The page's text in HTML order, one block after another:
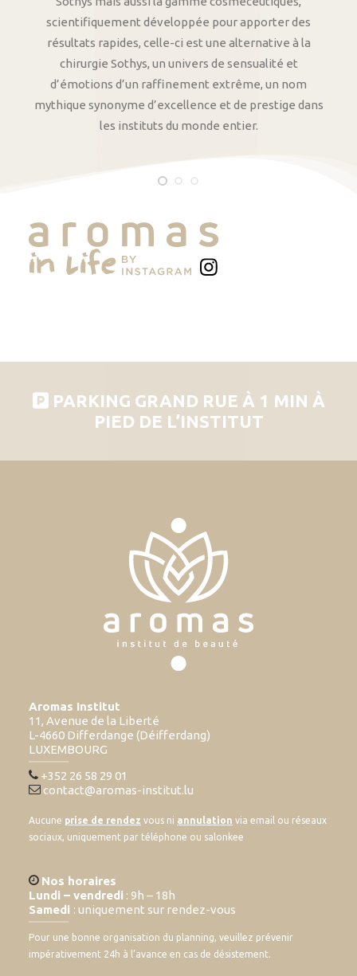
scientifiquement développée pour apporter des
résultats rapides, celle-ci est une alternative à la
chirurgie Sothys, un univers de sensualité et
d’émotions d’un raffinement extrême, un nom
mythique synonyme d’excellence et de prestige dans
les instituts du monde entier.
PARKING GRAND RUE À 1 MIN À
PIED DE L’INSTITUT
Aromas Institut
11, Avenue de la Liberté
L-4660 Differdange (Déifferdang)
LUXEMBOURG
+352 26 58 29 01
contact@aromas-institut.lu
Aucune prise de rendez vous ni annulation via email ou réseaux
sociaux, uniquement par téléphone ou salonkee
Nos horaires
Lundi – vendredi : 9h – 18h
Samedi : uniquement sur rendez-vous
Pour une bonne organisation du planning, veuillez prévenir
impérativement 24h à l’avance en cas de désistement.